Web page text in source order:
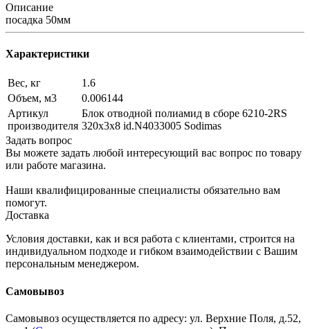
Описание
посадка 50мм
Характеристики
Вес, кг
1.6
Объем, м3
0.006144
Артикул
производителя
Блок отводной полиамид в сборе 6210-2RS
320х3х8 id.N4033005 Sodimas
Задать вопрос
Вы можете задать любой интересующий вас вопрос по товару
или работе магазина.
Наши квалифицированные специалисты обязательно вам
помогут.
Доставка
Условия доставки, как и вся работа с клиентами, строится на
индивидуальном подходе и гибком взаимодействии с Вашим
персональным менеджером.
Самовывоз
Самовывоз осуществляется по адресу: ул. Верхние Поля, д.52,